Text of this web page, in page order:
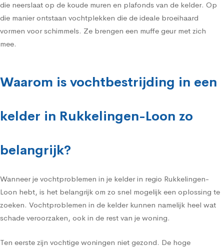
die neerslaat op de koude muren en plafonds van de kelder. Op
die manier ontstaan vochtplekken die de ideale broeihaard
vormen voor schimmels. Ze brengen een muffe geur met zich
mee.
Waarom is vochtbestrijding in een
kelder in Rukkelingen-Loon zo
belangrijk?
Wanneer je vochtproblemen in je kelder in regio Rukkelingen-
Loon hebt, is het belangrijk om zo snel mogelijk een oplossing te
zoeken. Vochtproblemen in de kelder kunnen namelijk heel wat
schade veroorzaken, ook in de rest van je woning.
Ten eerste zijn vochtige woningen niet gezond. De hoge